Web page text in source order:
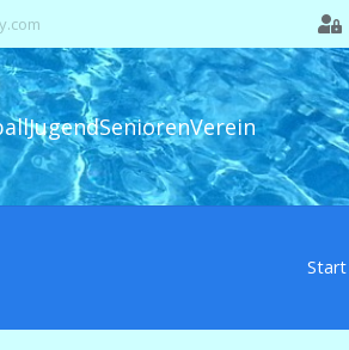
JugendSeniorenVerein
Start